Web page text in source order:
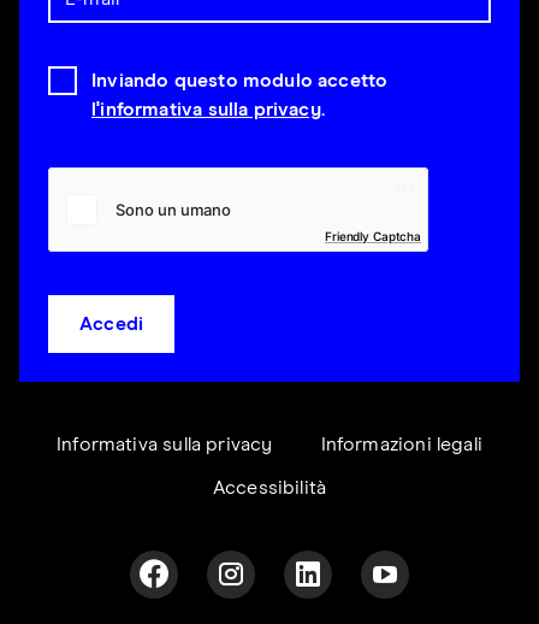
Inviando questo modulo accetto
l'informativa sulla privacy.
Friendly Captcha
Accedi
Informativa sulla privacy Informazioni legali
Accessibilità